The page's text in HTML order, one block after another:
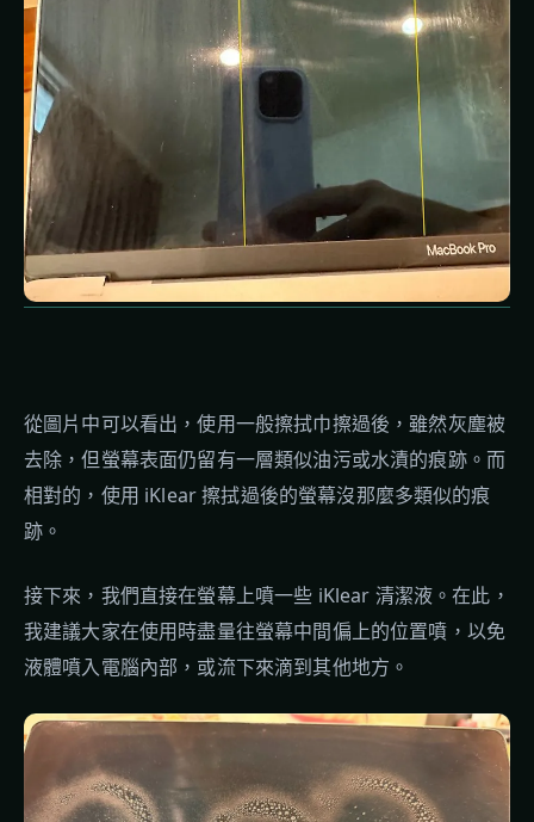
從圖片中可以看出，使用一般擦拭巾擦過後，雖然灰塵被
去除，但螢幕表面仍留有一層類似油污或水漬的痕跡。而
相對的，使用 iKlear 擦拭過後的螢幕沒那麼多類似的痕
跡。
接下來，我們直接在螢幕上噴一些 iKlear 清潔液。在此，
我建議大家在使用時盡量往螢幕中間偏上的位置噴，以免
液體噴入電腦內部，或流下來滴到其他地方。